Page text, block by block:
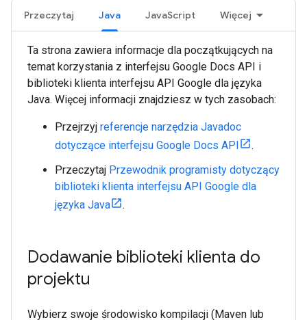
Przeczytaj Java JavaScript Więcej
Ta strona zawiera informacje dla początkujących na
temat korzystania z interfejsu Google Docs API i
biblioteki klienta interfejsu API Google dla języka
Java. Więcej informacji znajdziesz w tych zasobach:
Przejrzyj referencje narzędzia Javadoc
dotyczące interfejsu Google Docs API
.
Przeczytaj Przewodnik programisty dotyczący
biblioteki klienta interfejsu API Google dla
języka Java
.
Dodawanie biblioteki klienta do
projektu
Wybierz swoje środowisko kompilacji (Maven lub